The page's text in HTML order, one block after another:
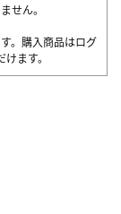
せん。
。購入商品はログ
ます。